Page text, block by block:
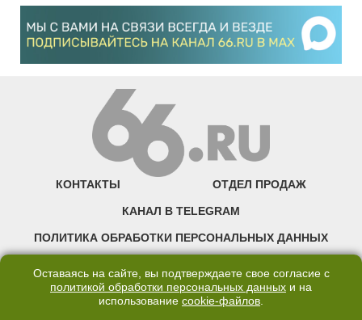
КОНТАКТЫ ОТДЕЛ ПРОДАЖ
КАНАЛ В TELEGRAM
ПОЛИТИКА ОБРАБОТКИ ПЕРСОНАЛЬНЫХ ДАННЫХ
©2007—2025 66.RU. Воспроизведение, сообщение, доведение до всеобщего
Оставаясь на сайте, вы подтверждаете свое согласие с
политикой обработки персональных данных и на
использование cookie-файлов.